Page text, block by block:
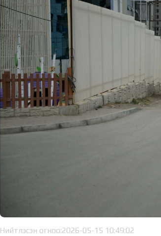
Нийтлэсэн огноо:2026-05-15 10:49:02